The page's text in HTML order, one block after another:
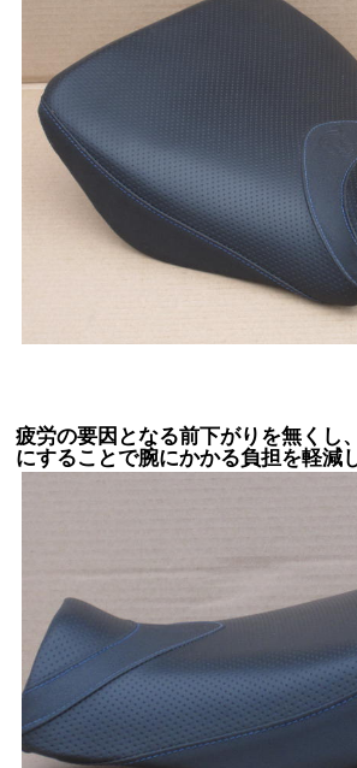
疲労の要因となる前下がりを無くし
にすることで腕にかかる負担を軽減